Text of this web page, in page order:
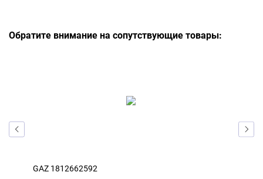
Обратите внимание на сопутствующие товары:
GAZ 1812662592